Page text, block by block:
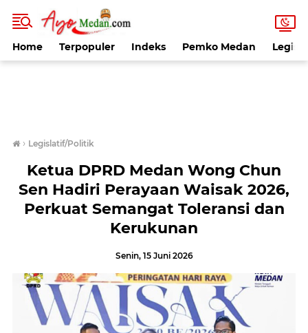
Home Terpopuler Indeks Pemko Medan
› Legislatif/Politik
Ketua DPRD Medan Wong Chun
Sen Hadiri Perayaan Waisak 2026,
Perkuat Semangat Toleransi dan
Kerukunan
Senin, 15 Juni 2026